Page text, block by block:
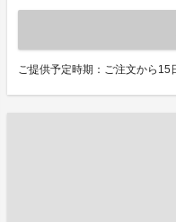
ご提供予定時期：ご注文から15